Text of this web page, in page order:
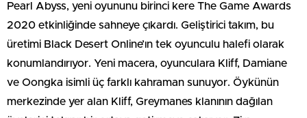
Pearl Abyss, yeni oyununu birinci kere The Game Awards
2020 etkinliğinde sahneye çıkardı. Geliştirici takım, bu
üretimi Black Desert Online’ın tek oyunculu halefi olarak
konumlandırıyor. Yeni macera, oyunculara Kliff, Damiane
ve Oongka isimli üç farklı kahraman sunuyor. Öykünün
merkezinde yer alan Kliff, Greymanes klanının dağılan